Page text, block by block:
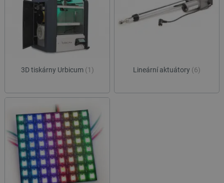
3D tiskárny Urbicum (1) Lineární aktuátory (6)